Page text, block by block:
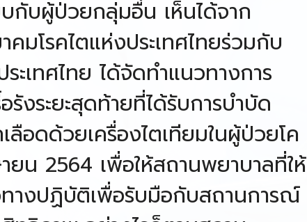
กับผู้ป่วยกลุ่มอื่น เห็นได้จาก
มโรคไตแห่งประเทศไทยร่วมกับ
ะเทศไทย ได้จัดทำแนวทางการ
รังระยะสุดท้ายที่ได้รับการบำบัด
อดด้วยเครื่องไตเทียมในผู้ป่วยโค
ยน 2564 เพื่อให้สถานพยาบาลที่ให้
างปฏิบัติเพื่อรับมือกับสถานการณ์